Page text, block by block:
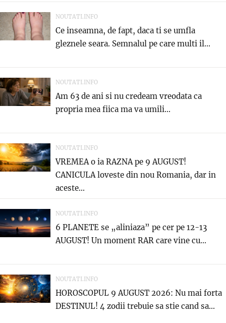
NOUTATI.INFO
Ce inseamna, de fapt, daca ti se umfla
gleznele seara. Semnalul pe care multi il...
NOUTATI.INFO
Am 63 de ani si nu credeam vreodata ca
propria mea fiica ma va umili...
NOUTATI.INFO
VREMEA o ia RAZNA pe 9 AUGUST!
CANICULA loveste din nou Romania, dar in
aceste...
NOUTATI.INFO
6 PLANETE se „aliniaza” pe cer pe 12-13
AUGUST! Un moment RAR care vine cu...
NOUTATI.INFO
HOROSCOPUL 9 AUGUST 2026: Nu mai forta
DESTINUL! 4 zodii trebuie sa stie cand sa...